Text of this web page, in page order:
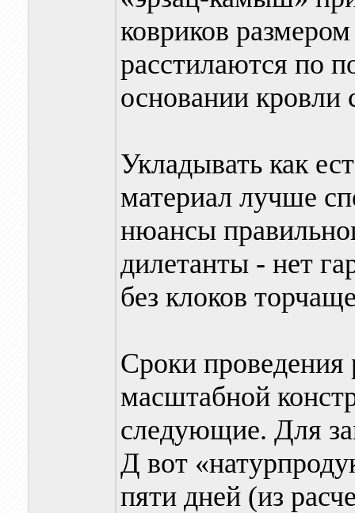
ковриков
расстилаются по
основании
Укладывать как
материал лучше
нюансы
дилетанты - нет
без клоков
Сроки проведения
масштабной
следующие. Для
Д вот
пяти дней (из